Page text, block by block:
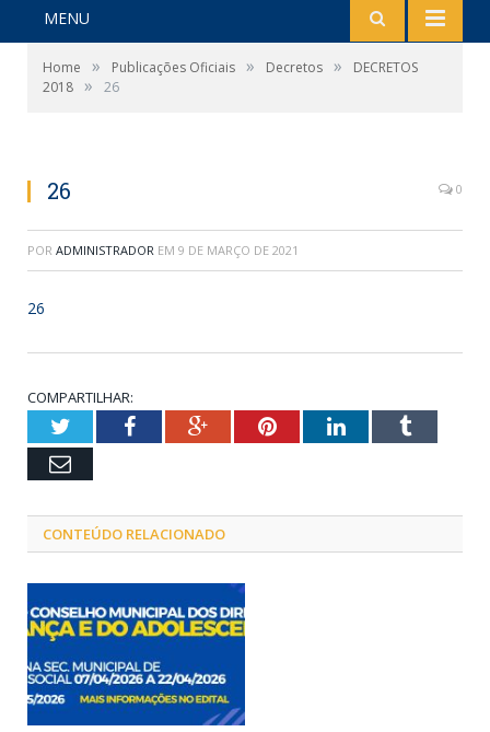
MENU
Home » Publicações Oficiais » Decretos »
DECRETOS
2018 » 26
26 0
POR ADMINISTRADOR EM 9 DE MARÇO DE 2021
26
COMPARTILHAR:
TwitterFacebookGoogle+PinterestLinkedInTumblr
Email
CONTEÚDO RELACIONADO